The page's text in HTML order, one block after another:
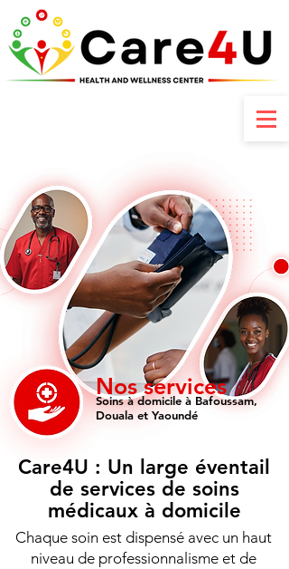
Nos services
Soins à domicile à Bafoussam,
Douala et Yaoundé
Care4U : Un large éventail
de services de soins
médicaux à domicile
Chaque soin est dispensé avec un haut
niveau de professionnalisme et de